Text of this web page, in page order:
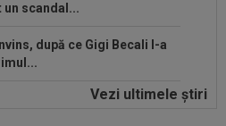
un scandal...
după ce Gigi Becali l-a
Toate transferurile verii
Vezi ultimele ştiri